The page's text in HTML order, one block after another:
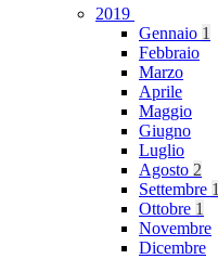
2019
Gennaio 1
Febbraio
Marzo
Aprile
Maggio
Giugno
Luglio
Agosto 2
Settembre 1
Ottobre 1
Novembre
Dicembre